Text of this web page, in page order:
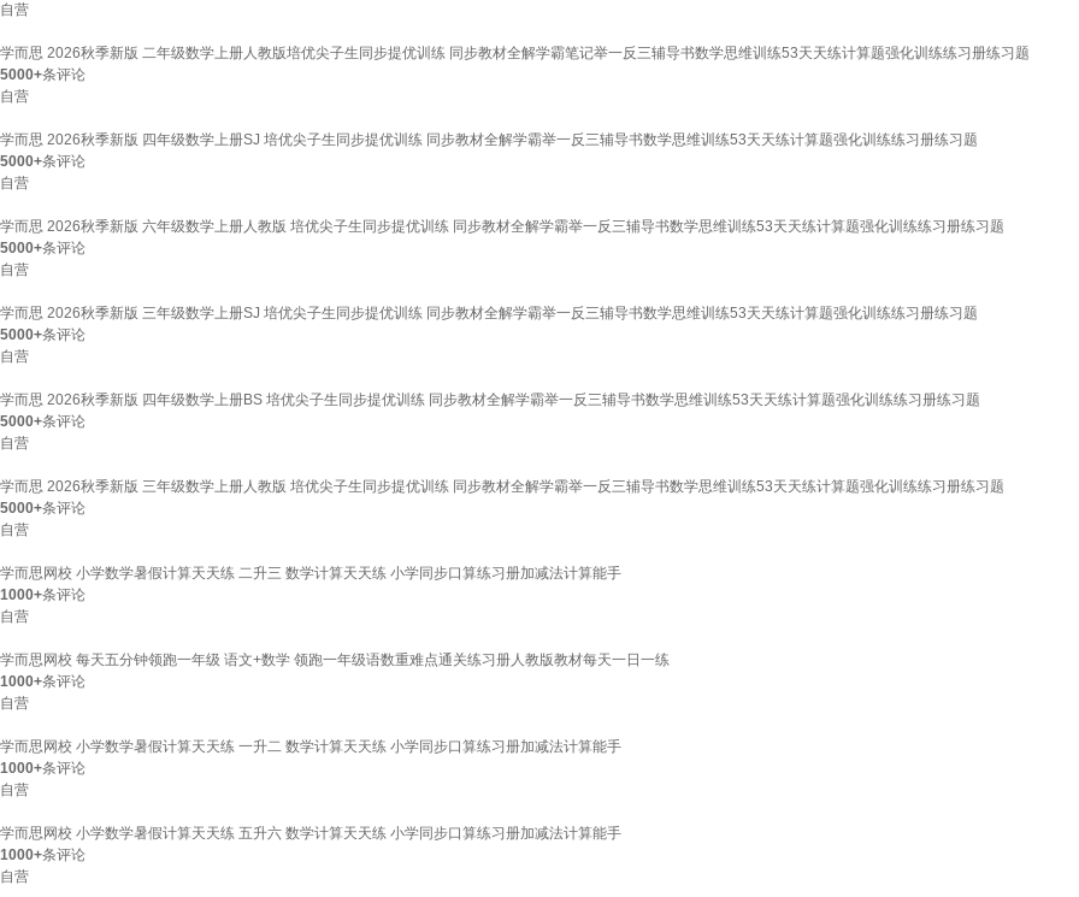
自营
学而思 2026秋季新版 二年级数学上册人教版培优尖子生同步提优训练 同步教材全解学霸笔记举一反三辅导书数学思维训练53天天练计算题强化训练练习册练习题
5000+条评论
自营
学而思 2026秋季新版 四年级数学上册SJ 培优尖子生同步提优训练 同步教材全解学霸举一反三辅导书数学思维训练53天天练计算题强化训练练习册练习题
5000+条评论
自营
学而思 2026秋季新版 六年级数学上册人教版 培优尖子生同步提优训练 同步教材全解学霸举一反三辅导书数学思维训练53天天练计算题强化训练练习册练习题
5000+条评论
自营
学而思 2026秋季新版 三年级数学上册SJ 培优尖子生同步提优训练 同步教材全解学霸举一反三辅导书数学思维训练53天天练计算题强化训练练习册练习题
5000+条评论
自营
学而思 2026秋季新版 四年级数学上册BS 培优尖子生同步提优训练 同步教材全解学霸举一反三辅导书数学思维训练53天天练计算题强化训练练习册练习题
5000+条评论
自营
学而思 2026秋季新版 三年级数学上册人教版 培优尖子生同步提优训练 同步教材全解学霸举一反三辅导书数学思维训练53天天练计算题强化训练练习册练习题
5000+条评论
自营
学而思网校 小学数学暑假计算天天练 二升三 数学计算天天练 小学同步口算练习册加减法计算能手
1000+条评论
自营
学而思网校 每天五分钟领跑一年级 语文+数学 领跑一年级语数重难点通关练习册人教版教材每天一日一练
1000+条评论
自营
学而思网校 小学数学暑假计算天天练 一升二 数学计算天天练 小学同步口算练习册加减法计算能手
1000+条评论
自营
学而思网校 小学数学暑假计算天天练 五升六 数学计算天天练 小学同步口算练习册加减法计算能手
1000+条评论
自营